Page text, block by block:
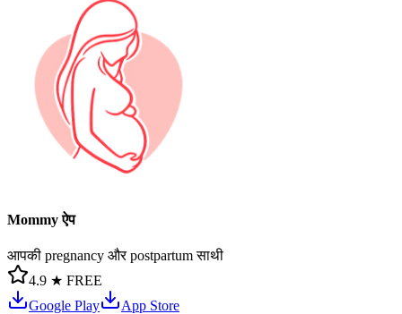
Mommy ऐप
आपकी pregnancy और postpartum साथी
4.9 ★ FREE
Google Play
App Store